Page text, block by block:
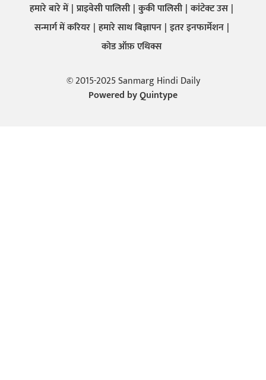
हमारे बारे में प्राइवेसी पालिसी कुकी पालिसी कांटेक्ट उस
सन्मार्ग में करियर हमारे साथ बिज्ञापन इतर इनफार्मेशन
कोड ऑफ़ एथिक्स
© 2015-2025 Sanmarg Hindi Daily
Powered byQuintype